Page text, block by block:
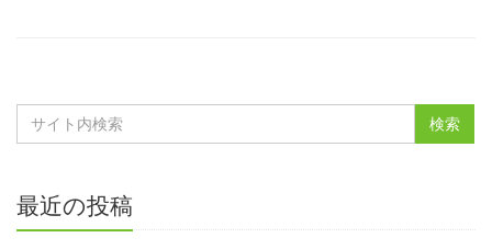
最近の投稿